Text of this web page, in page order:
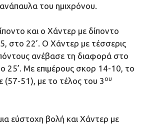
του ημιχρόνου.
και ο Χάντερ με δίποντο
στο 22’. Ο Χάντερ με τέσσερις
ανέβασε τη διαφορά στο
25’. Με επιμέρους σκορ 14-10, το
(57-51), με το τέλος του 3ου
εύστοχη βολή και Χάντερ με